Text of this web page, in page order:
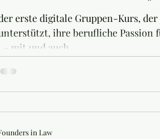
erste digitale Gruppen-Kurs,
ihre berufliche Passion
mit und auch...
in Law